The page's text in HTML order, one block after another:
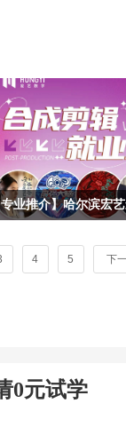
0元试学
的爆发式增长，后期合成
内容产业的核心技能之一
应往届高校毕业生，还是
入影视行业的职场人士，
4 5 下